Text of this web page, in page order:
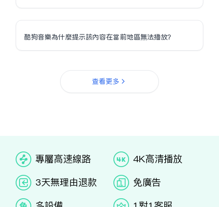
酷狗音樂為什麼提示該內容在當前地區無法播放？
查看更多
专属高速线路
4K高清播放
3天无理由退款
免广告